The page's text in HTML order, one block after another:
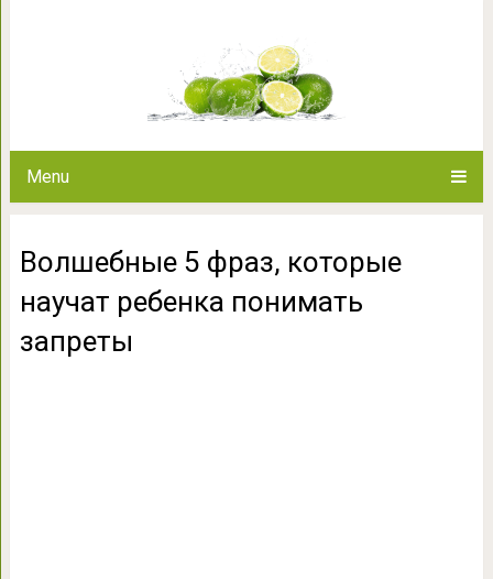
Menu
Волшебные 5 фраз, которые
научат ребенка понимать
запреты